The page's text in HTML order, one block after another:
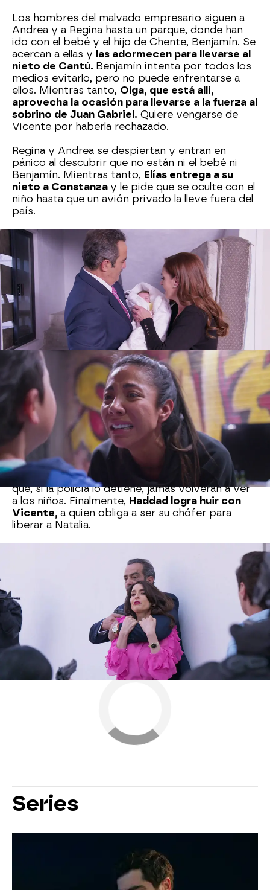
Los hombres del malvado empresario siguen a
Andrea y a Regina hasta un parque, donde han
ido con el bebé y el hijo de Chente, Benjamín. Se
acercan a ellas y las adormecen para llevarse al
nieto de Cantú. Benjamín intenta por todos los
medios evitarlo, pero no puede enfrentarse a
ellos. Mientras tanto, Olga, que está allí,
aprovecha la ocasión para llevarse a la fuerza al
sobrino de Juan Gabriel. Quiere vengarse de
Vicente por haberla rechazado.
Regina y Andrea se despiertan y entran en
pánico al descubrir que no están ni el bebé ni
Benjamín. Mientras tanto, Elías entrega a su
nieto a Constanza y le pide que se oculte con el
niño hasta que un avión privado la lleve fuera del
país.
Por otra parte, Olga lleva a Benjamín a una casa
destartalada llena de ratas y descarga su odio
sobre el pequeño."Me has traicionado. Has
contado mis secretos y, por tu culpa, tu padre
no se ha casado conmigo y he perdido a mi
bebé"
, le dice llena de ira. Y continúa:"Ahora, tu
padre va a saber lo que se siente al perder a un
hijo".
Toda la familia se reúne en casa de Adrián para
consolar a Andrea y a Omar tras el secuestro de
su bebé, incluido Elías, quien ha sido el causante
de todo. En ese momento, aparece la policía
para llevarse preso a Haddad, acusado de
traficar con armas. En un arrebato de locura, el
padre de Omar coge a Natalia como rehén y la
apunta con un arma para intentar escapar de los
agentes. El marido de Samia confiesa que él es
el responsable de los secuestros
y les advierte
que, si la policía lo detiene, jamás volverán a ver
a los niños. Finalmente, Haddad logra huir con
Vicente, a quien obliga a ser su chófer para
liberar a Natalia.
» Mi fortuna es amarte
Series